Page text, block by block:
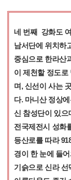
네 번째 강화도
남서단에 위치하
중심으로 한라산
이 제천할 정도
며, 신선이 사는
다. 마니산 정상
신 참성단이 있으
전국제전시 성화
등산로를 따라
경이 한 눈에 들
기슭으로 신라 선